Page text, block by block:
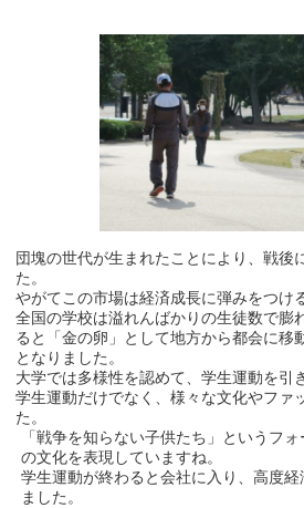
団塊の世代が生まれたことにより、戦後
た。
やがてこの市場は経済成長に弾みをつけ
全国の学校は溢れんばかりの生徒数で膨
ると「金の卵」として地方から都会に移
となりました。
大学では多様性を認めて、学生運動を引
学生運動だけでなく、様々な文化やファ
た。
「戦争を知らない子供たち」というフ
の文化を表現していますね。
学生運動が終わると会社に入り、高度
ました。